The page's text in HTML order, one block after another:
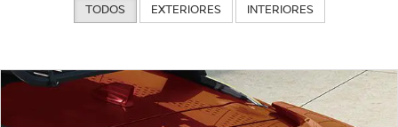
TODOS EXTERIORES INTERIORES